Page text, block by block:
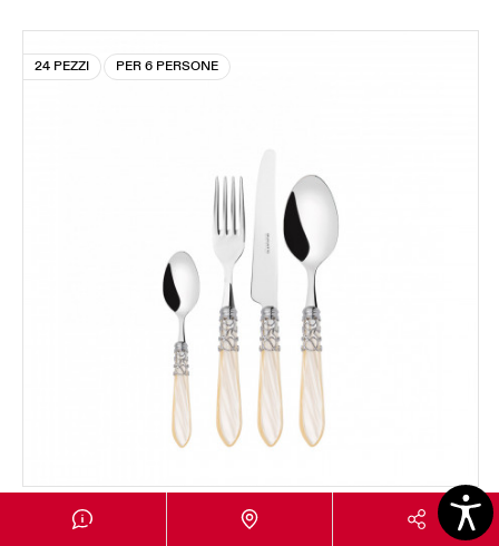
24 PEZZI PER 6 PERSONE
Set 24 pezzi in scatola Gallery - colore Avorio -